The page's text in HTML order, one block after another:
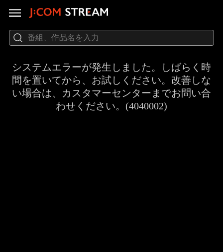
システムエラーが発生しました。しばらく時
間を置いてから、お試しください。改善しな
い場合は、カスタマーセンターまでお問い合
わせください。(4040002)